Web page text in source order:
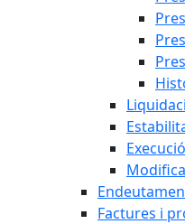
Factures i